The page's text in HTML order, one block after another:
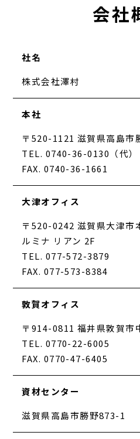
会社
社名
株式会社澤村
本社
〒520-1121 滋賀県高島市
TEL. 0740-36-0130（代）
FAX. 0740-36-1661
大津オフィス
〒520-0242 滋賀県大津市
ルミナ リアン 2F
TEL. 077-572-3879
FAX. 077-573-8384
敦賀オフィス
〒914-0811 福井県敦賀市
TEL. 0770-22-6005
FAX. 0770-47-6405
資材センター
滋賀県高島市勝野873-1